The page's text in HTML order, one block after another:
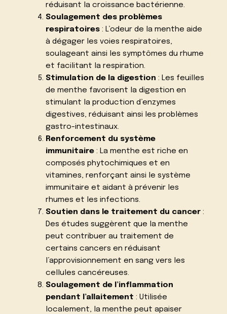
réduisant la croissance bactérienne.
Soulagement des problèmes
respiratoires: L’odeur de la menthe aide
à dégager les voies respiratoires,
soulageant ainsi les symptômes du rhume
et facilitant la respiration.
Stimulation de la digestion : Les feuilles
de menthe favorisent la digestion en
stimulant la production d’enzymes
digestives, réduisant ainsi les problèmes
gastro-intestinaux.
Renforcement du système
immunitaire: La menthe est riche en
composés phytochimiques et en
vitamines, renforçant ainsi le système
immunitaire et aidant à prévenir les
rhumes et les infections.
Soutien dans le traitement du cancer:
Des études suggèrent que la menthe
peut contribuer au traitement de
certains cancers en réduisant
l’approvisionnement en sang vers les
cellules cancéreuses.
Soulagement de l’inflammation
pendant l’allaitement : Utilisée
localement, la menthe peut apaiser